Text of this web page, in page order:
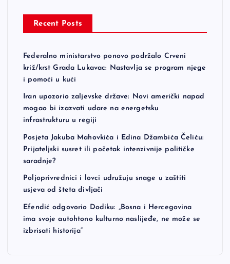
Recent Posts
Federalno ministarstvo ponovo podržalo Crveni
križ/krst Grada Lukavac: Nastavlja se program njege
i pomoći u kući
Iran upozorio zaljevske države: Novi američki napad
mogao bi izazvati udare na energetsku
infrastrukturu u regiji
Posjeta Jakuba Mahovkića i Edina Džambića Čeliću:
Prijateljski susret ili početak intenzivnije političke
saradnje?
Poljoprivrednici i lovci udružuju snage u zaštiti
usjeva od šteta divljači
Efendić odgovorio Dodiku: „Bosna i Hercegovina
ima svoje autohtono kulturno naslijeđe, ne može se
izbrisati historija“